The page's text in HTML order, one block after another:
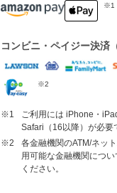
※1
コンビニ・ペイジー決済
※2
※1
ご利用には iPhone・
Safari（16以降）が必要
※2
各金融機関のATM/ネッ
用可能な金融機関につい
ください。